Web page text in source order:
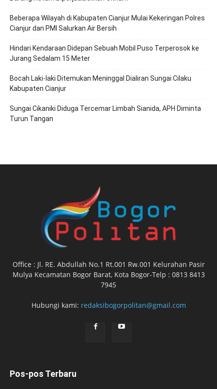
Beberapa Wilayah di Kabupaten Cianjur Mulai Kekeringan Polres
Cianjur dan PMI Salurkan Air Bersih
Hindari Kendaraan Didepan Sebuah Mobil Puso Terperosok ke
Jurang Sedalam 15 Meter
Bocah Laki-laki Ditemukan Meninggal Dialiran Sungai Cilaku
Kabupaten Cianjur
Sungai Cikaniki Diduga Tercemar Limbah Sianida, APH Diminta
Turun Tangan
Office : Jl. RE. Abdullah No.1 Rt.001 Rw.001 Kelurahan Pasir
Mulya Kecamatan Bogor Barat, Kota Bogor-Telp : 0813 8413
7945
Hubungi kami: redaksibogorpolitan@gmail.com
Pos-pos Terbaru